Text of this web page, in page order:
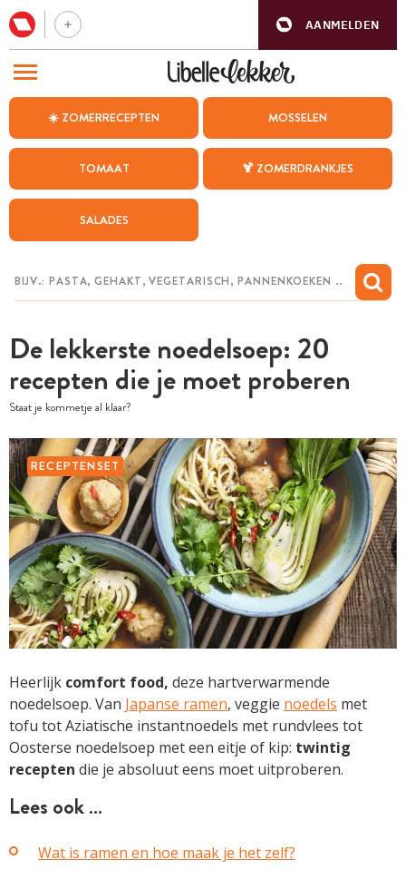
AANMELDEN
☀️ ZOMERRECEPTEN MOSSELEN
TOMAAT 🍹 ZOMERDRANKJES
SALADES
De lekkerste noedelsoep: 20
recepten die je moet proberen
Staat je kommetje al klaar?
RECEPTENSET
Heerlijk comfort food, deze hartverwarmende
noedelsoep. Van Japanse ramen, veggie noedels met
tofu tot Aziatische instantnoedels met rundvlees tot
Oosterse noedelsoep met een eitje of kip: twintig
recepten die je absoluut eens moet uitproberen.
Lees ook …
Wat is ramen en hoe maak je het zelf?
BEZOEK ONZE ANDERE WEBSITES
WEEKMENU
CHAT MET MAIA
MIJN BEWAARDE RECEPTEN